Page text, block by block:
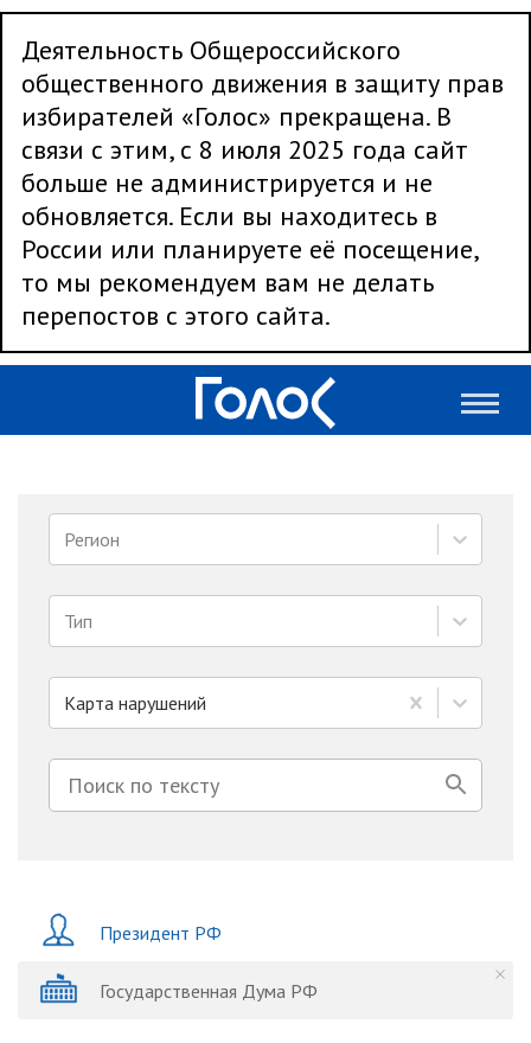
Деятельность Общероссийского
общественного движения в защиту прав
избирателей «Голос» прекращена. В
связи с этим, с 8 июля 2025 года сайт
больше не администрируется и не
обновляется. Если вы находитесь в
России или планируете её посещение,
то мы рекомендуем вам не делать
перепостов с этого сайта.
Регион
Тип
Карта нарушений
Президент РФ
Государственная Дума РФ